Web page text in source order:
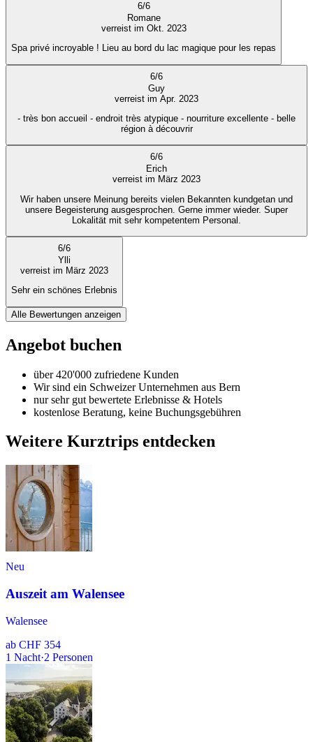
6/6
Romane
verreist im Okt. 2023
Spa privé incroyable ! Lieu au bord du lac magique pour les repas
6/6
Guy
verreist im Apr. 2023
- très bon accueil - endroit très atypique - nourriture excellente - belle
région à découvrir
6/6
Erich
verreist im März 2023
Wir haben unsere Meinung bereits vielen Bekannten kundgetan und
unsere Begeisterung ausgesprochen. Gerne immer wieder. Super
Lokalität mit sehr kompetentem Personal.
6/6
Ylli
verreist im März 2023
Sehr ein schönes Erlebnis
Alle Bewertungen anzeigen
Angebot buchen
über 420'000 zufriedene Kunden
Wir sind ein Schweizer Unternehmen aus Bern
nur sehr gut bewertete Erlebnisse & Hotels
kostenlose Beratung, keine Buchungsgebühren
Weitere Kurztrips entdecken
Neu
Auszeit am Walensee
Walensee
ab CHF 354
1 Nacht·2 Personen